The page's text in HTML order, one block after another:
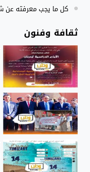
كل ما يجب معرفته عن
ثقافة وفنون